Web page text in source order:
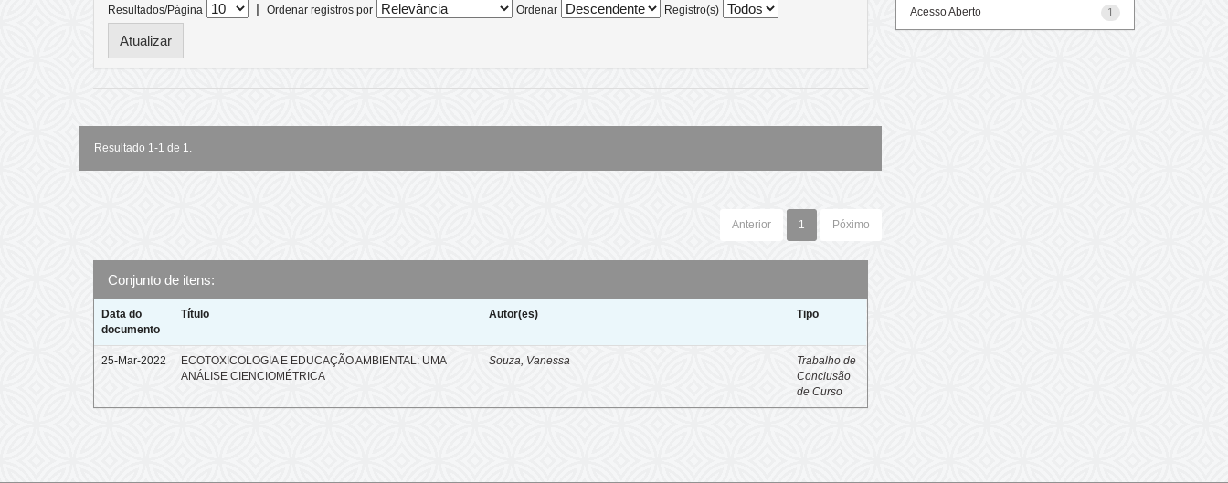
Resultados/Página | Ordenar registros por Ordenar Registro(s)
Resultado 1-1 de 1.
Anterior 1 Póximo
Conjunto de itens:
Data do
documento
Título Autor(es) Tipo
25-Mar-2022
ECOTOXICOLOGIA E EDUCAÇÃO AMBIENTAL: UMA
ANÁLISE CIENCIOMÉTRICA
Souza, Vanessa
Trabalho de
Conclusão
de Curso
1
Acesso Aberto